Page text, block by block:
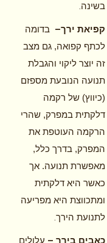
– בדומה
גם מצב
ליקוי והגבלת
מספזם
של רקמה
במפרק, שהרי
העוטפת את
בדרך כלל,
תנועה. אך
דלקתית
היא מפריעה
הירך.
עלולים